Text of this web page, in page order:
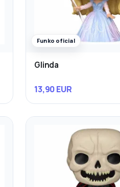
Funko oficial
Glinda
13,90 EUR